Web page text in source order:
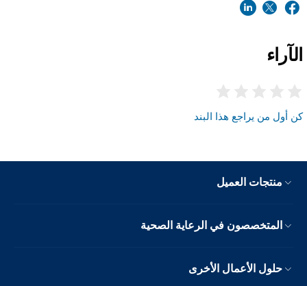
الآراء
كن أول من يراجع هذا البند
منتجات العميل
المتخصصون في الرعاية الصحية
حلول الأعمال الأخرى